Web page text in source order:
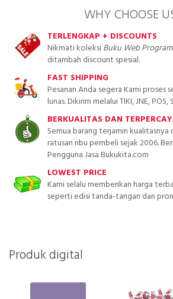
WHY CHOOSE
TERLENGKAP + DISCOUNTS
Nikmati koleksiBuku Web
ditambah discount spesial.
FAST SHIPPING
Pesanan Anda segera Kami proses
lunas. Dikirim melalui TIKI, JNE, POS,
BERKUALITAS DAN
Semua barang terjamin
ratusan ribu pembeli sejak 2006.
Pengguna Jasa Bukukita.com
LOWEST PRICE
Kami selalu memberikan harga
seperti edisi tanda-tangan dan
Produk digital